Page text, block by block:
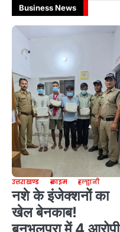
Business News
उत्तराखण्ड क्राइम हल्द्वानी
नशे के इंजेक्शनों का
खेल बेनकाब!
बनभूलपुरा में 4 आरोपी